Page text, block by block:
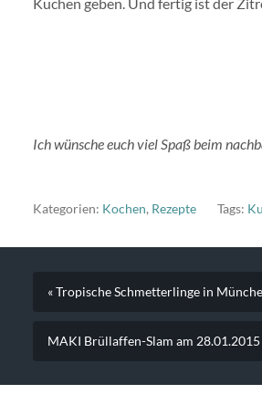
Ich wünsche euch viel Spaß beim
Kategorien: Kochen, Rezepte Tags:
« Tropische Schmetterlinge in
MAKI Brüllaffen-Slam am 28.01.2015